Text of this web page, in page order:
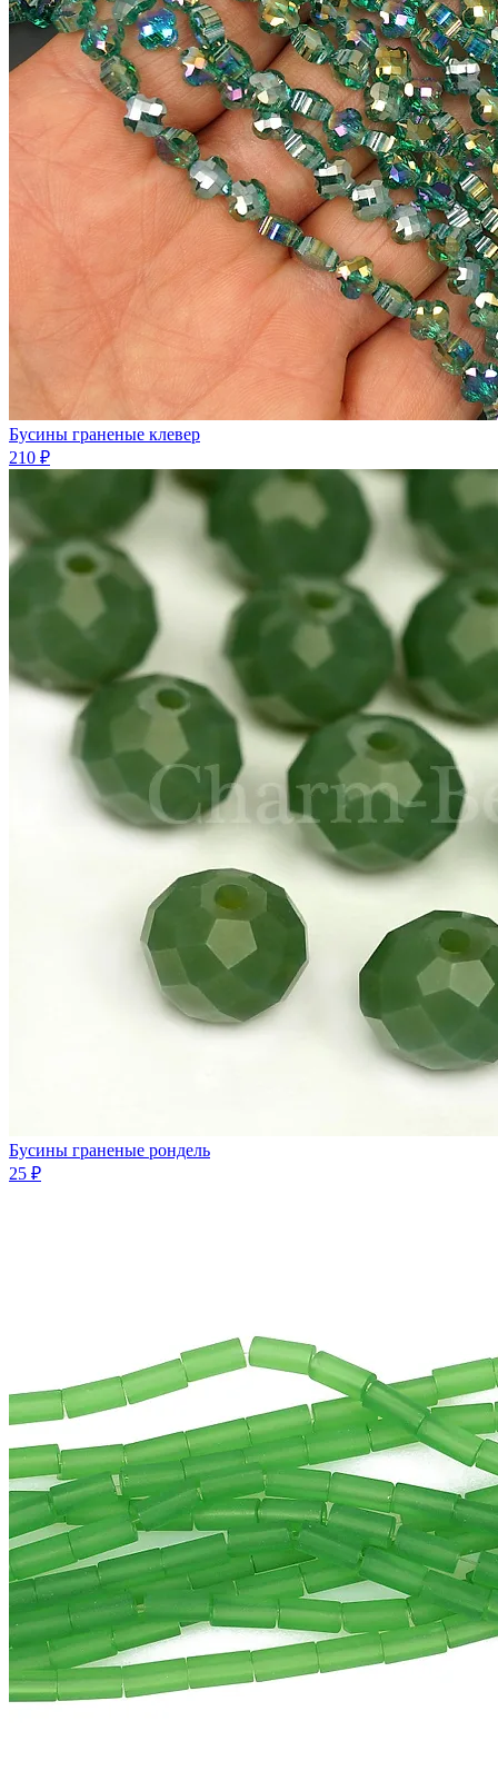
Бусины граненые клевер
210 ₽
Бусины граненые рондель
25 ₽